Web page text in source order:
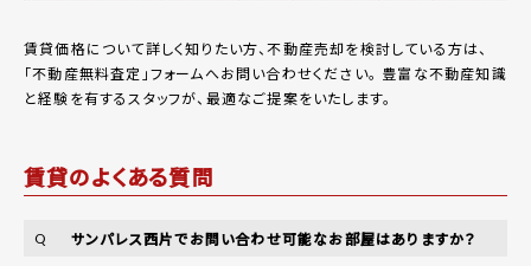
賃貸価格について詳しく知りたい方、不動産売却を検討している方は、
「不動産無料査定 」フォームへお問い合わせください。 豊富な不動産知識
と経験を有するスタッフが、最適なご提案をいたします。
賃貸のよくある質問
Q サンパレス西片でお問い合わせ可能なお部屋はありますか？